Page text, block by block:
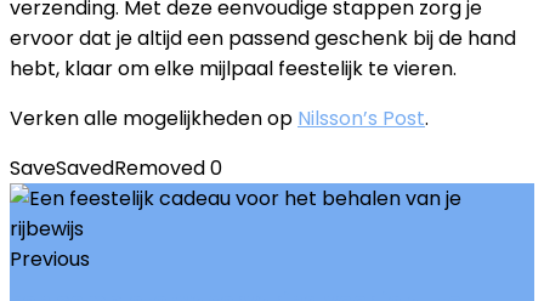
verzending. Met deze eenvoudige stappen zorg je
ervoor dat je altijd een passend geschenk bij de hand
hebt, klaar om elke mijlpaal feestelijk te vieren.
Verken alle mogelijkheden op Nilsson’s Post.
SaveSavedRemoved0
Previous